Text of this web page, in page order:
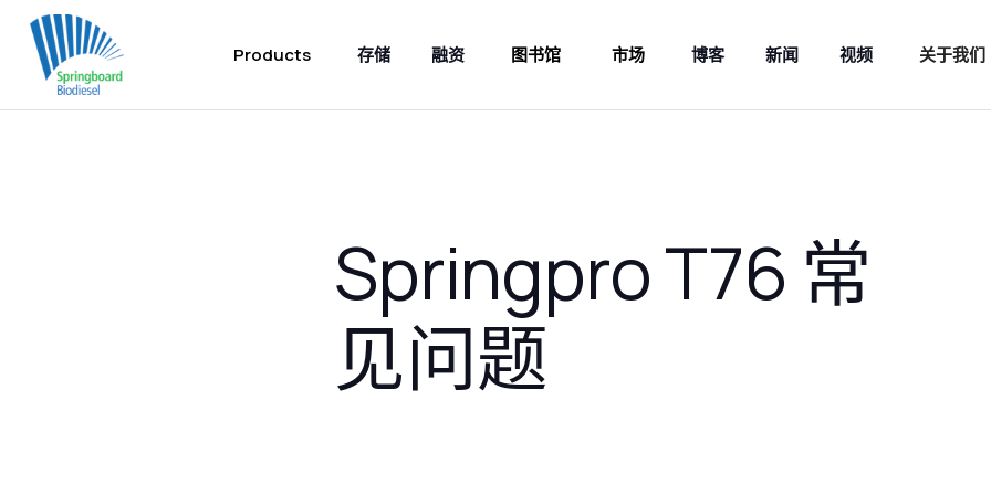
Products 存储 融资 图书馆 市场 博客 新闻 视频 关于我们
Springpro T76 常
见问题